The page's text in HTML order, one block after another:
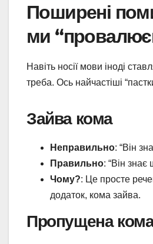
Поширені
ми
Навіть носії мови іноді
треба. Ось найчастіші
Зайва кома
Неправильно: “Він
Правильно: “Він знає
Чому?: Це просте
додаток, кома зайва.
Пропущена